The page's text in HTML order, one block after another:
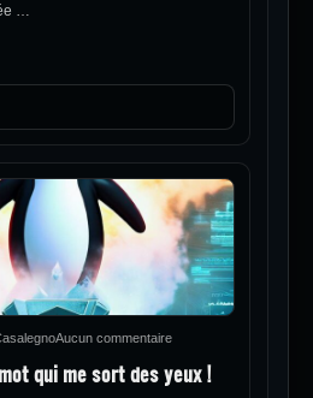
…
Aucun commentaire
qui me sort des yeux !